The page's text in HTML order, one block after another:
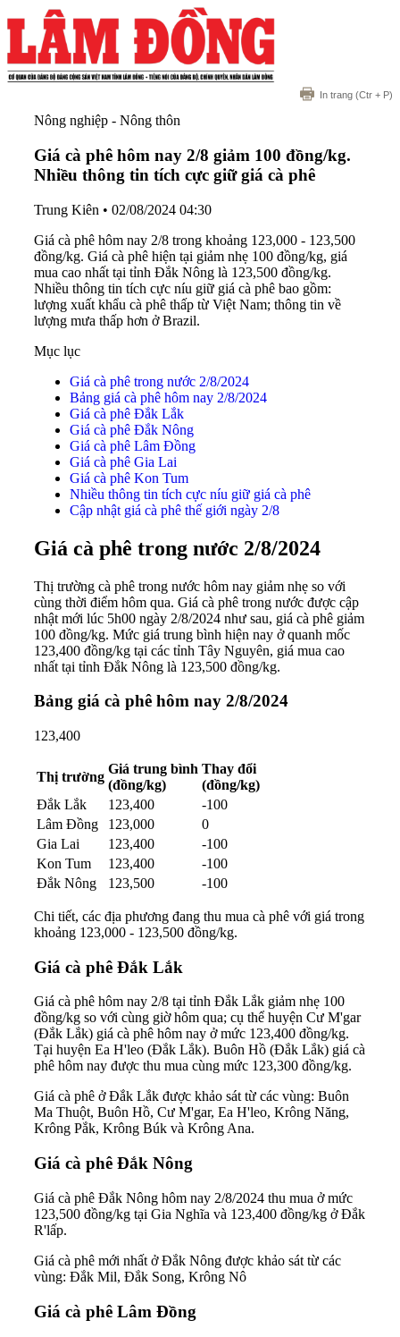
In trang (Ctr + P)
Nông nghiệp - Nông thôn
Giá cà phê hôm nay 2/8 giảm 100 đồng/kg.
Nhiều thông tin tích cực giữ giá cà phê
Trung Kiên • 02/08/2024 04:30
Giá cà phê hôm nay 2/8 trong khoảng 123,000 - 123,500
đồng/kg. Giá cà phê hiện tại giảm nhẹ 100 đồng/kg, giá
mua cao nhất tại tỉnh Đắk Nông là 123,500 đồng/kg.
Nhiều thông tin tích cực níu giữ giá cà phê bao gồm:
lượng xuất khẩu cà phê thấp từ Việt Nam; thông tin về
lượng mưa thấp hơn ở Brazil.
Mục lục
Giá cà phê trong nước 2/8/2024
Bảng giá cà phê hôm nay 2/8/2024
Giá cà phê Đắk Lắk
Giá cà phê Đắk Nông
Giá cà phê Lâm Đồng
Giá cà phê Gia Lai
Giá cà phê Kon Tum
Nhiều thông tin tích cực níu giữ giá cà phê
Cập nhật giá cà phê thế giới ngày 2/8
Giá cà phê trong nước 2/8/2024
Thị trường cà phê trong nước hôm nay giảm nhẹ so với
cùng thời điểm hôm qua. Giá cà phê trong nước được cập
nhật mới lúc 5h00 ngày 2/8/2024 như sau, giá cà phê giảm
100 đồng/kg. Mức giá trung bình hiện nay ở quanh mốc
123,400 đồng/kg tại các tỉnh Tây Nguyên, giá mua cao
nhất tại tỉnh Đắk Nông là 123,500 đồng/kg.
Bảng giá cà phê hôm nay 2/8/2024
123,400
Thị trường
Giá trung bình
(đồng/kg)
Thay đổi
(đồng/kg)
Đắk Lắk
123,400
-100
Lâm Đồng
123,000
0
Gia Lai
123,400
-100
Kon Tum
123,400
-100
Đắk Nông
123,500 -100
Chi tiết, các địa phương đang thu mua cà phê với giá trong
khoảng 123,000 - 123,500 đồng/kg.
Giá cà phê Đắk Lắk
Giá cà phê hôm nay 2/8 tại tỉnh Đắk Lắk giảm nhẹ 100
đồng/kg so với cùng giờ hôm qua; cụ thể huyện Cư M'gar
(Đắk Lắk) giá cà phê hôm nay ở mức 123,400 đồng/kg.
Tại huyện Ea H'leo (Đắk Lắk). Buôn Hồ (Đắk Lắk) giá cà
phê hôm nay được thu mua cùng mức 123,300 đồng/kg.
Giá cà phê ở Đắk Lắk được khảo sát từ các vùng: Buôn
Ma Thuột, Buôn Hồ, Cư M'gar, Ea H'leo, Krông Năng,
Krông Pắk, Krông Búk và Krông Ana.
Giá cà phê Đắk Nông
Giá cà phê Đắk Nông hôm nay 2/8/2024 thu mua ở mức
123,500 đồng/kg tại Gia Nghĩa và 123,400 đồng/kg ở Đắk
R'lấp.
Giá cà phê mới nhất ở Đắk Nông được khảo sát từ các
vùng: Đắk Mil, Đắk Song, Krông Nô
Giá cà phê Lâm Đồng